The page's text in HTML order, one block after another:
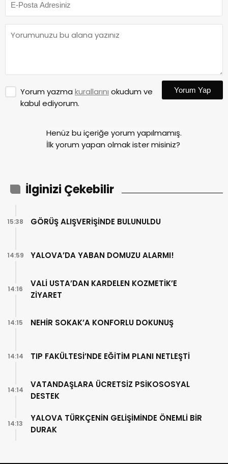
Yorum yazma kurallarını okudum ve
kabul ediyorum.
Yorum Yap
Henüz bu içeriğe yorum yapılmamış.
İlk yorum yapan olmak ister misiniz?
İlginizi Çekebilir
GÖRÜŞ ALIŞVERİŞİNDE BULUNULDU
15:38
YALOVA’DA YABAN DOMUZU ALARMI!
14:59
VALİ USTA’DAN KARDELEN KOZMETİK’E
ZİYARET
14:16
NEHİR SOKAK’A KONFORLU DOKUNUŞ
14:15
TIP FAKÜLTESİ’NDE EĞİTİM PLANI NETLEŞTİ
14:14
VATANDAŞLARA ÜCRETSİZ PSİKOSOSYAL
DESTEK
14:14
YALOVA TÜRKÇENİN GELİŞİMİNDE ÖNEMLİ BİR
DURAK
14:13